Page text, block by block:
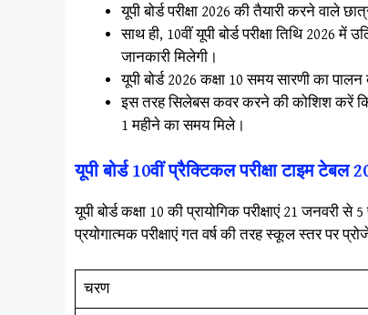
यूपी बोर्ड परीक्षा 2026 की तैयारी करने वाले
साथ ही, 10वीं यूपी बोर्ड परीक्षा तिथि 2026
जानकारी मिलेगी।
यूपी बोर्ड 2026 कक्षा 10 समय सारणी का
इस तरह सिलेबस कवर करने की कोशिश करें कि
1 महीने का समय मिले।
यूपी बोर्ड 10वीं प्रैक्टिकल परीक्षा टाइम
यूपी बोर्ड कक्षा 10 की प्रायोगिक परीक्षाएं 21
प्रयोगात्मक परीक्षाएं गत वर्ष की तरह स्कूल स्तर पर
चरण